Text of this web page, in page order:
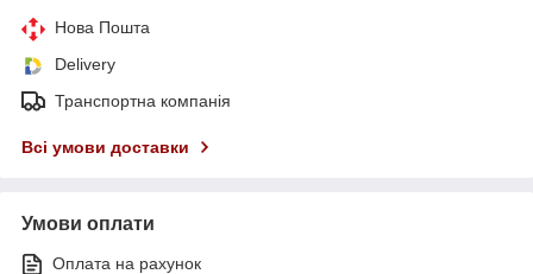
Нова Пошта
Delivery
Транспортна компанія
Всі умови доставки
Умови оплати
Оплата на рахунок